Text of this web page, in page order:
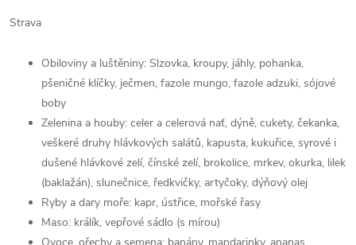
Strava
Obiloviny a luštěniny: Slzovka, kroupy, jáhly, pohanka,
pšeničné klíčky, ječmen, fazole mungo, fazole adzuki, sójové
boby
Zelenina a houby: celer a celerová nať, dýně, cukety, čekanka,
veškeré druhy hlávkových salátů, kapusta, kukuřice, syrové i
dušené hlávkové zelí, čínské zelí, brokolice, mrkev, okurka, lilek
(baklažán), slunečnice, ředkvičky, artyčoky, dýňový olej
Ryby a dary moře: kapr, ústřice, mořské řasy
Maso: králík, vepřové sádlo (s mírou)